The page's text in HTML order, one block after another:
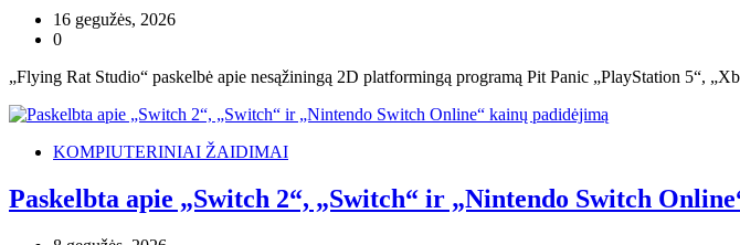
16 gegužės, 2026
0
„Flying Rat Studio“ paskelbė apie nesąžiningą 2D platformingą programą Pit Panic „PlayStation 5“,
KOMPIUTERINIAI ŽAIDIMAI
Paskelbta apie „Switch 2“, „Switch“ ir „Nintendo Switch